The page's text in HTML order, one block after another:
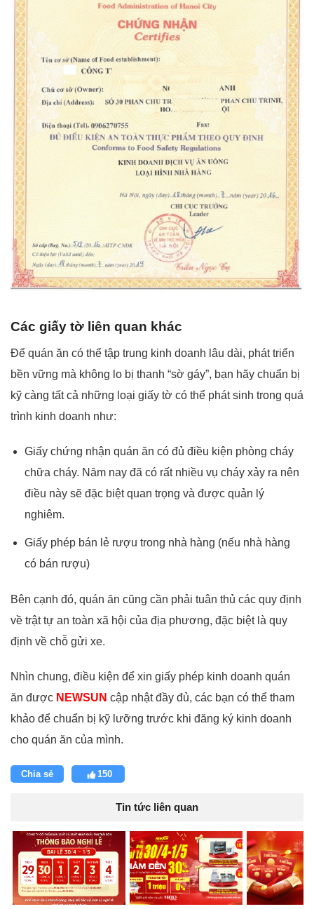
Các giấy tờ liên quan khác
Để quán ăn có thể tập trung kinh doanh lâu dài, phát triển
bền vững mà không lo bị thanh “sờ gáy”, bạn hãy chuẩn bị
kỹ càng tất cả những loại giấy tờ có thể phát sinh trong quá
trình kinh doanh như:
Giấy chứng nhận quán ăn có đủ điều kiện phòng cháy
chữa cháy. Năm nay đã có rất nhiều vụ cháy xảy ra nên
điều này sẽ đặc biệt quan trọng và được quản lý
nghiêm.
Giấy phép bán lẻ rượu trong nhà hàng (nếu nhà hàng
có bán rượu)
Bên cạnh đó, quán ăn cũng cần phải tuân thủ các quy định
về trật tự an toàn xã hội của địa phương, đặc biệt là quy
định về chỗ gửi xe.
Nhìn chung, điều kiện để xin giấy phép kinh doanh quán
ăn được NEWSUN cập nhật đầy đủ, các bạn có thể tham
khảo để chuẩn bị kỹ lưỡng trước khi đăng ký kinh doanh
cho quán ăn của mình.
Chia sẻ 150
Tin tức liên quan